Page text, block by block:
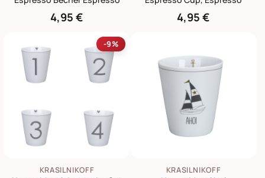
4,95 € 4,95 €
-9%
KRASILNIKOFF KRASILNIKOFF